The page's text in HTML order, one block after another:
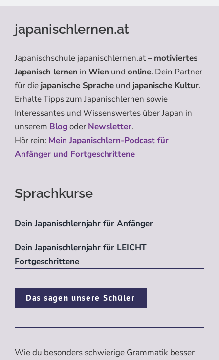
japanischlernen.at
Japanischschule japanischlernen.at – motiviertes
Japanisch lernen in Wien und online. Dein Partner
für die japanische Sprache und japanische Kultur.
Erhalte Tipps zum Japanischlernen sowie
Interessantes und Wissenswertes über Japan in
unserem Blogoder Newsletter.
Hör rein: Mein Japanischlern-Podcast für
Anfänger und Fortgeschrittene
Sprachkurse
Dein Japanischlernjahr für Anfänger
Dein Japanischlernjahr für LEICHT
Fortgeschrittene
Das sagen unsere Schüler
Wie du besonders schwierige Grammatik besser